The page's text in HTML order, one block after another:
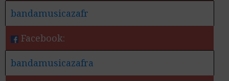
bandamusicazafr
Facebook:
bandamusicazafra